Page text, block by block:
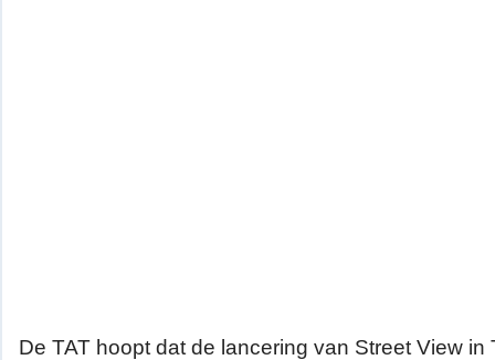
De TAT hoopt dat de lancering van Street View